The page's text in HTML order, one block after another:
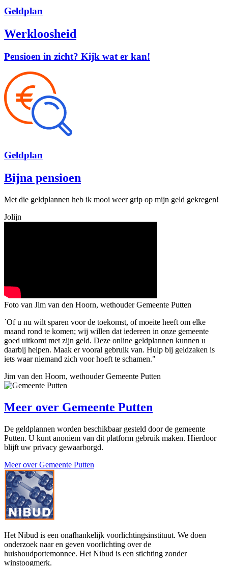
Geldplan
Werkloosheid
Pensioen in zicht? Kijk wat er kan!
Geldplan
Bijna pensioen
Met die geldplannen heb ik mooi weer grip op mijn geld gekregen!
Jolijn
Foto van Jim van den Hoorn, wethouder Gemeente Putten
´Of u nu wilt sparen voor de toekomst, of moeite heeft om elke
maand rond te komen; wij willen dat iedereen in onze gemeente
goed uitkomt met zijn geld. Deze online geldplannen kunnen u
daarbij helpen. Maak er vooral gebruik van. Hulp bij geldzaken is
iets waar niemand zich voor hoeft te schamen."
Jim van den Hoorn, wethouder Gemeente Putten
Meer over Gemeente Putten
De geldplannen worden beschikbaar gesteld door de gemeente
Putten. U kunt anoniem van dit platform gebruik maken. Hierdoor
blijft uw privacy gewaarborgd.
Meer over Gemeente Putten
Het Nibud is een onafhankelijk voorlichtingsinstituut. We doen
onderzoek naar en geven voorlichting over de
huishoudportemonnee. Het Nibud is een stichting zonder
winstoogmerk.